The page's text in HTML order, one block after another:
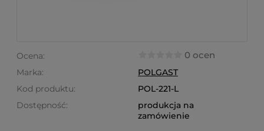
Ocena: 0 ocen
Marka:
POLGAST
Kod produktu:
POL-221-L
Dostępność:
produkcja na
zamówienie